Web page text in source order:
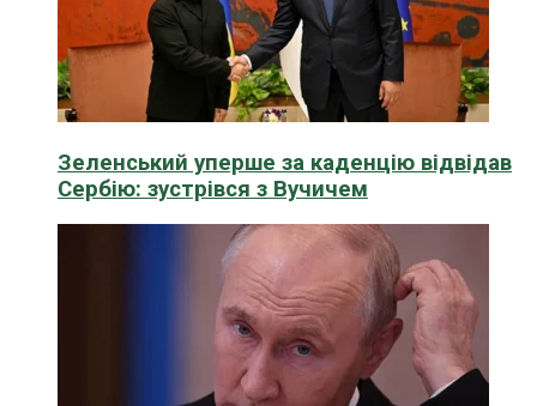
Зеленський уперше за каденцію відвідав
Сербію: зустрівся з Вучичем